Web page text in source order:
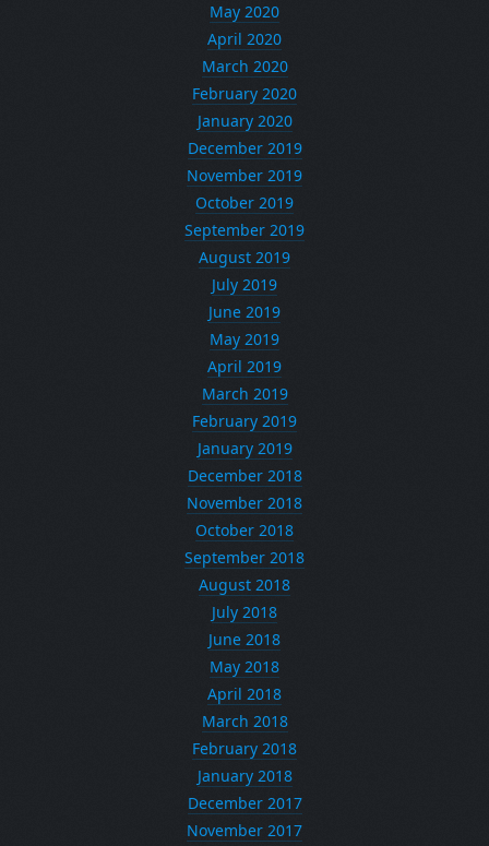
May 2020
April 2020
March 2020
February 2020
January 2020
December 2019
November 2019
October 2019
September 2019
August 2019
July 2019
June 2019
May 2019
April 2019
March 2019
February 2019
January 2019
December 2018
November 2018
October 2018
September 2018
August 2018
July 2018
June 2018
May 2018
April 2018
March 2018
February 2018
January 2018
December 2017
November 2017